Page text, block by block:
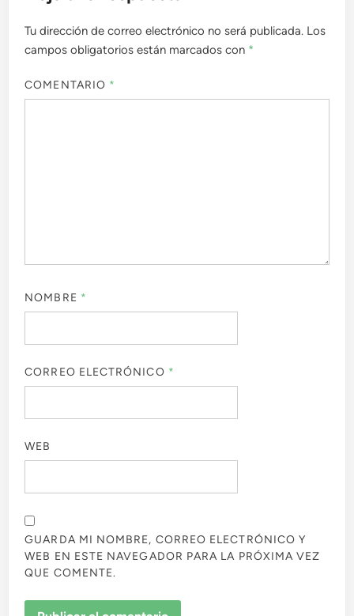
Tu dirección de correo electrónico no será publicada. Los
campos obligatorios están marcados con *
COMENTARIO *
NOMBRE *
CORREO ELECTRÓNICO *
WEB
GUARDA MI NOMBRE, CORREO ELECTRÓNICO Y
WEB EN ESTE NAVEGADOR PARA LA PRÓXIMA VEZ
QUE COMENTE.